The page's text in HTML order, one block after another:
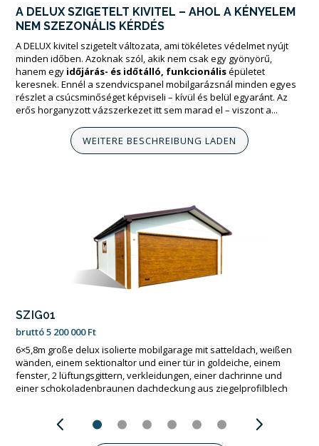
A DELUX SZIGETELT KIVITEL – AHOL A KÉNYELEM
NEM SZEZONÁLIS KÉRDÉS
A DELUX kivitel szigetelt változata, ami tökéletes védelmet nyújt
minden időben. Azoknak szól, akik nem csak egy gyönyörű,
hanem egy időjárás- és időtálló, funkcionálisépületet
keresnek. Ennél a szendvicspanel mobilgarázsnál minden egyes
részlet a csúcsminőséget képviseli – kívül és belül egyaránt. Az
erős horganyzott vázszerkezet itt sem marad el – viszont a...
WEITERE BESCHREIBUNG LADEN
SZIG01
bruttó5 200 000Ft
6×5,8m große delux isolierte mobilgarage mit satteldach, weißen
wänden, einem sektionaltor und einer tür in goldeiche, einem
fenster, 2 lüftungsgittern, verkleidungen, einer dachrinne und
einer schokoladenbraunen dachdeckung aus ziegelprofilblech